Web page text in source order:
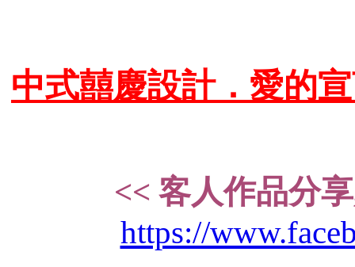
中式囍慶設計．愛的
<< 客人作品分
https://